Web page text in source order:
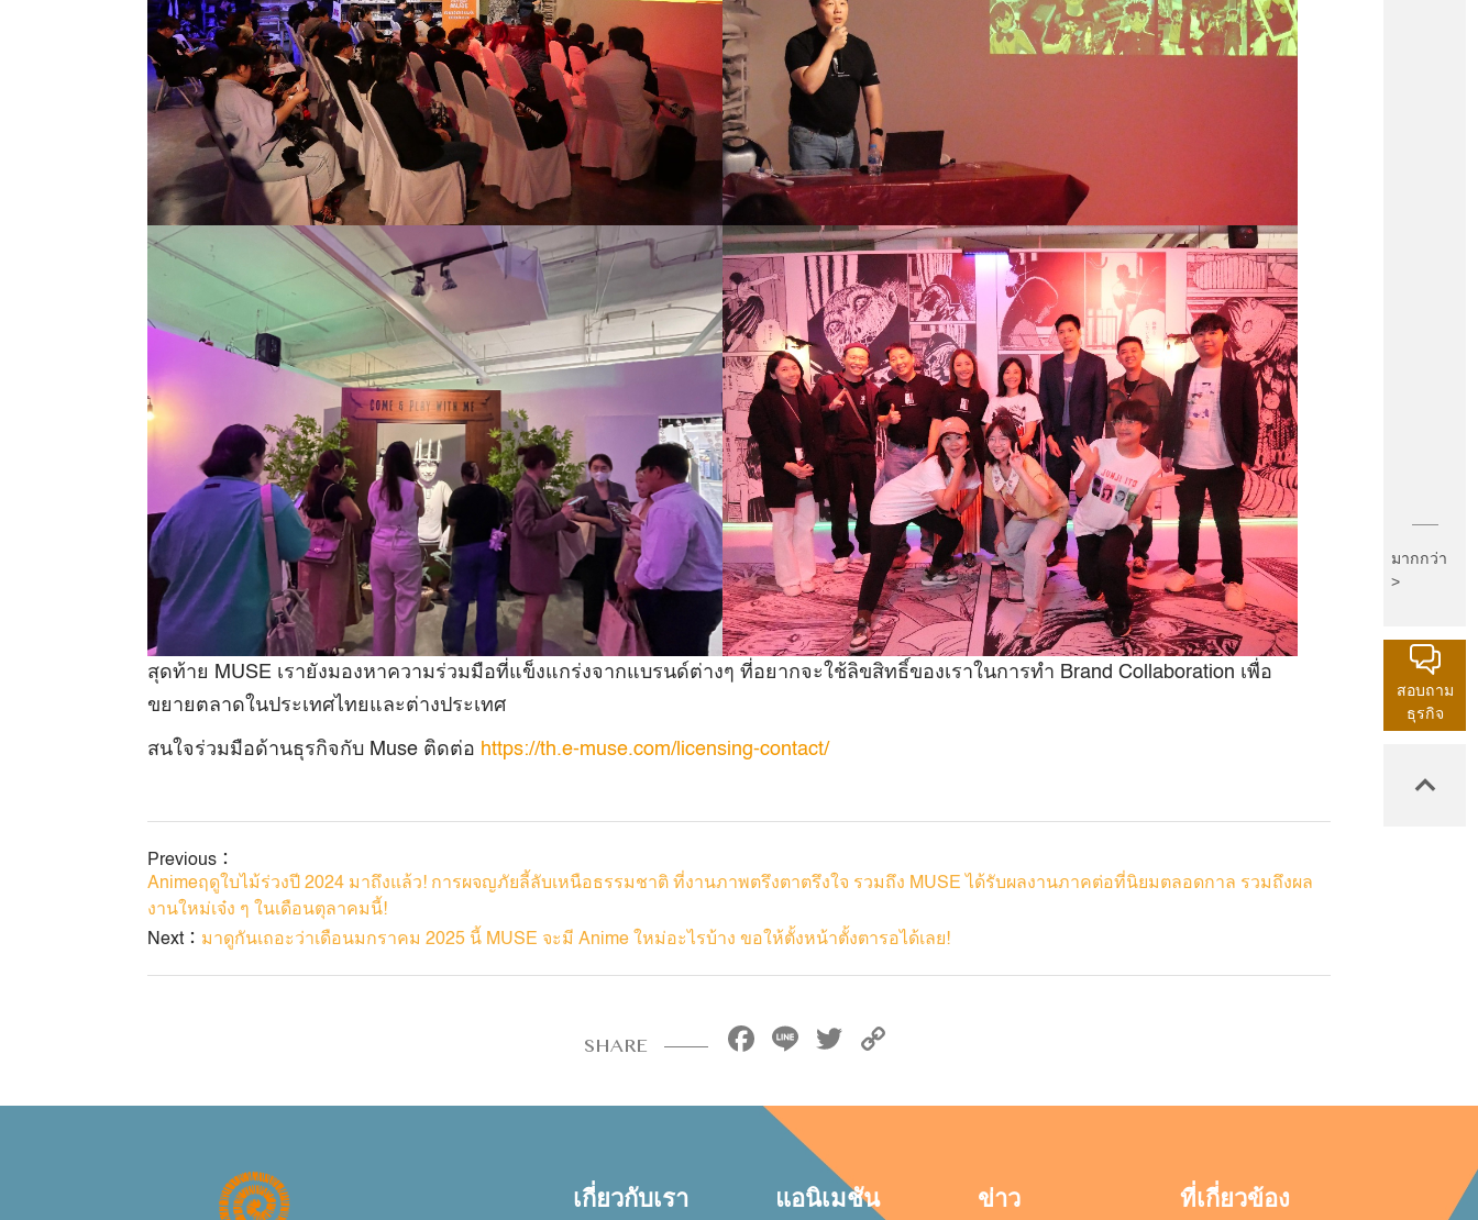
สุดท้าย MUSE เรายังมองหาความร่วมมือที่แข็งแกร่งจากแบรนด์ต่างๆ ที่อยากจะใช้ลิขสิทธิ์ของเราในการทำ Brand Collaboration เพื่อ
ขยายตลาดในประเทศไทยและต่างประเทศ
สนใจร่วมมือด้านธุรกิจกับ Muse ติดต่อ https://th.e-muse.com/licensing-contact/
Previous：
Animeฤดูใบไม้ร่วงปี 2024 มาถึงแล้ว! การผจญภัยลี้ลับเหนือธรรมชาติ ที่งานภาพตรึงตาตรึงใจ รวมถึง MUSE ได้รับผลงานภาคต่อที่นิยมตลอดกาล รวมถึงผล
งานใหม่เจ๋ง ๆ ในเดือนตุลาคมนี้!
Next： มาดูกันเถอะว่าเดือนมกราคม 2025 นี้ MUSE จะมี Anime ใหม่อะไรบ้าง ขอให้ตั้งหน้าตั้งตารอได้เลย!
SHARE Facebook
LineTwitter
เกี่ยวกับเรา แอนิเมชัน ข่าว ที่เกี่ยวข้อง
มากกว่า
>
สอบถาม
ธุรกิจ